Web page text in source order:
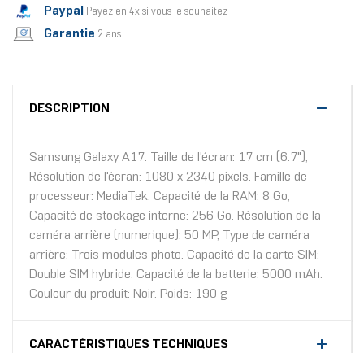
Paypal Payez en 4x si vous le souhaitez
Garantie 2 ans
DESCRIPTION
Samsung Galaxy A17. Taille de l'écran: 17 cm (6.7"),
Résolution de l'écran: 1080 x 2340 pixels. Famille de
processeur: MediaTek. Capacité de la RAM: 8 Go,
Capacité de stockage interne: 256 Go. Résolution de la
caméra arrière (numerique): 50 MP, Type de caméra
arrière: Trois modules photo. Capacité de la carte SIM:
Double SIM hybride. Capacité de la batterie: 5000 mAh.
Couleur du produit: Noir. Poids: 190 g
CARACTÉRISTIQUES TECHNIQUES